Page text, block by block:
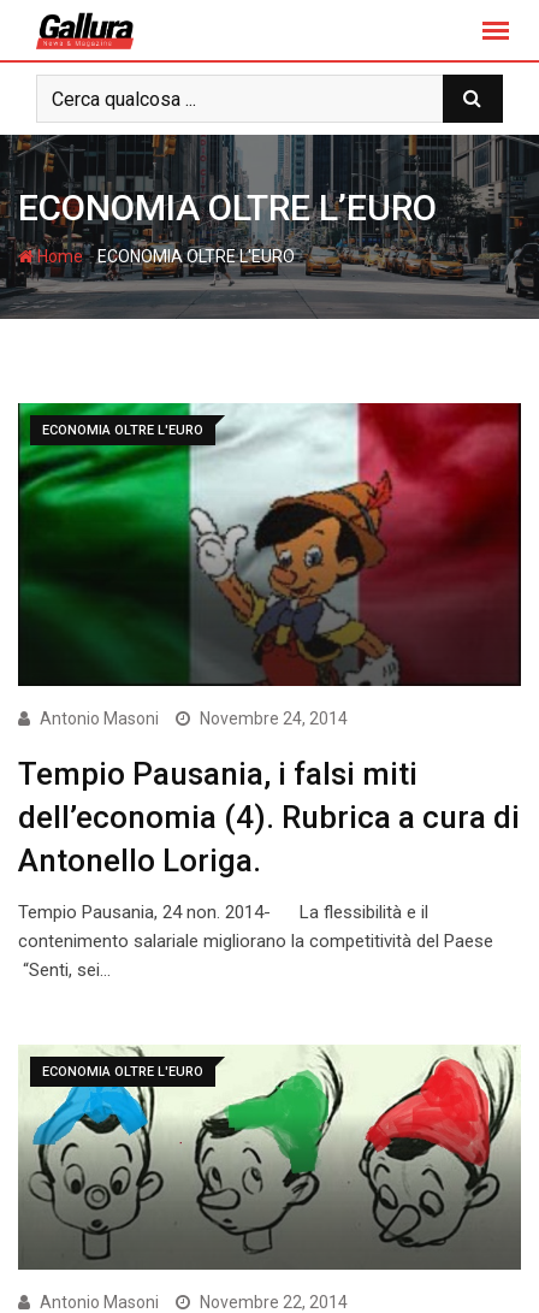
t
o
c
o
n
t
e
ECONOMIA OLTRE L’EURO
Home-ECONOMIA OLTRE L'EURO
ECONOMIA OLTRE L'EURO
Antonio Masoni Novembre 24, 2014
Tempio Pausania, i falsi miti
dell’economia (4). Rubrica a cura di
Antonello Loriga.
Tempio Pausania, 24 non. 2014- La flessibilità e il
contenimento salariale migliorano la competitività del Paese
“Senti, sei…
ECONOMIA OLTRE L'EURO
Antonio Masoni Novembre 22, 2014